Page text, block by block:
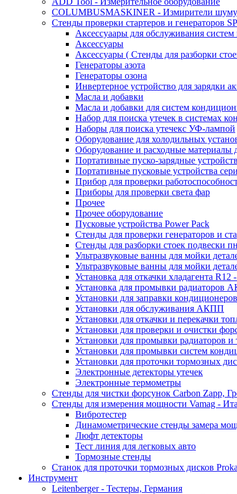
COLUMBUSMASKINER - Измирители шуму
Стенды проверки стартеров и генераторов
Аксессуаары для обслуживания
Аксессуары
Аксессуары ( Стенды для разборки
Генераторы азота
Генераторы озона
Инвертерное устройство для зарядки
Масла и добавки
Масла и добавки для систем
Набор для поиска утечек в системах
Наборы для поиска утечекс УФ-лампой
Оборудование для холодильных
Оборудование и расходные материалы
Портативные пуско-зарядные
Портативные пусковые устройства
Прибор для проверки
Приборы для проверки света фар
Прочее
Прочее оборудование
Пусковые устройства Power Pack
Стенды для проверки генераторов и
Стенды для разборки стоек подвески
Ультразвуковые ванны для мойки
Ультразвуковые ванны для мойки
Установка для откачки хладагента
Установка для промывки радиаторов
Установки для заправки кондиционеров
Установки для обслуживания АКПП
Установки для откачки и перекачки
Установки для проверки и очистки
Установки для промывки радиаторов
Установки для промывки систем
Установки для проточки тормозных
Электронные детекторы утечек
Электронные термометры
Стенды для чистки форсунок Carbon Zapp,
Стенды для измерения мощности Vamag -
Вибротестер
Динамометрические стенды замера
Люфт детекторы
Тест линия для легковых авто
Тормозные стенды
Станок для проточки тормозных дисков
Инструмент
Leitenberger - Тестеры, Германия